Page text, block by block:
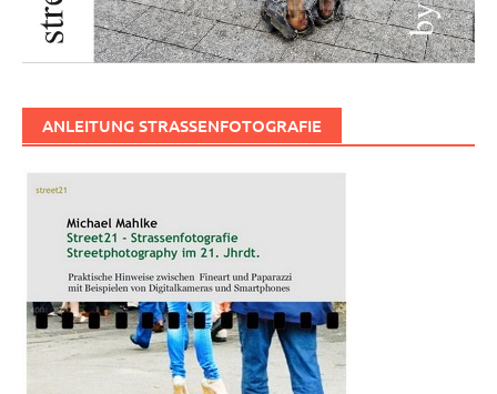
ANLEITUNG STRASSENFOTOGRAFIE